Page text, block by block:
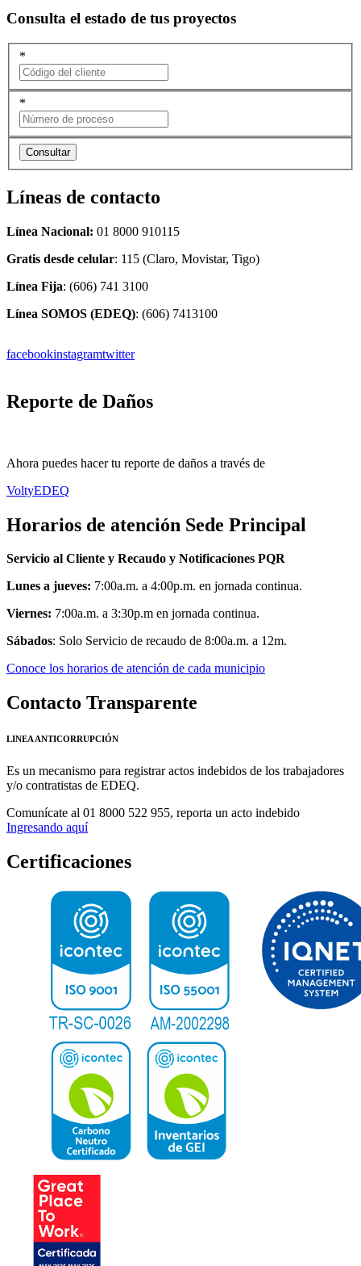
Consulta el estado de tus proyectos
*
*
Líneas de contacto
Línea Nacional: 01 8000 910115
Gratis desde celular: 115 (Claro, Movistar, Tigo)
Línea Fija: (606) 741 3100
Línea SOMOS (EDEQ): (606) 7413100
facebookinstagramtwitter
Reporte de Daños
Ahora puedes hacer tu reporte de daños a través de
VoltyEDEQ
Horarios de atención Sede Principal
Servicio al Cliente y Recaudo y Notificaciones PQR
Lunes a jueves: 7:00a.m. a 4:00p.m. en jornada continua.
Viernes: 7:00a.m. a 3:30p.m en jornada continua.
Sábados: Solo Servicio de recaudo de 8:00a.m. a 12m.
Conoce los horarios de atención de cada municipio
Contacto Transparente
LINEA ANTICORRUPCIÓN
Es un mecanismo para registrar actos indebidos de los trabajadores
y/o contratistas de EDEQ.
Comunícate al 01 8000 522 955, reporta un acto indebido
Ingresando aquí
Certificaciones